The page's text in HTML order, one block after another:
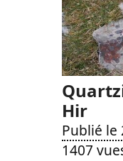
Hir
Publié le
1407